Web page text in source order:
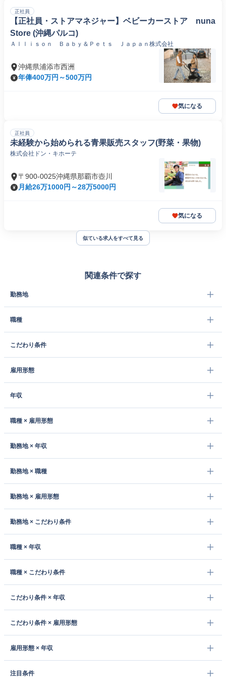
正社員
【正社員・ストアマネジャー】ベビーカーストア nuna
Store (沖縄パルコ)
Ａｌｌｉｓｏｎ Ｂａｂｙ＆Ｐｅｔｓ Ｊａｐａｎ株式会社
沖縄県浦添市西洲
年俸400万円～500万円
気になる
正社員
未経験から始められる青果販売スタッフ(野菜・果物)
株式会社ドン・キホーテ
〒900-0025沖縄県那覇市壺川
月給26万1000円～28万5000円
気になる
似ている求人をすべて見る
関連条件で探す
勤務地
職種
こだわり条件
雇用形態
年収
職種 × 雇用形態
勤務地 × 年収
勤務地 × 職種
勤務地 × 雇用形態
勤務地 × こだわり条件
職種 × 年収
職種 × こだわり条件
こだわり条件 × 年収
こだわり条件 × 雇用形態
雇用形態 × 年収
注目条件